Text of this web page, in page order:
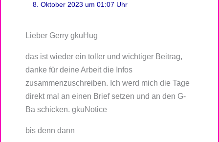
8. Oktober 2023 um 01:07 Uhr
Lieber Gerry gkuHug
das ist wieder ein toller und wichtiger Beitrag,
danke für deine Arbeit die Infos
zusammenzuschreiben. Ich werd mich die Tage
direkt mal an einen Brief setzen und an den G-
Ba schicken. gkuNotice
bis denn dann